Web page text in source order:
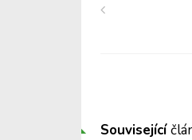
Související